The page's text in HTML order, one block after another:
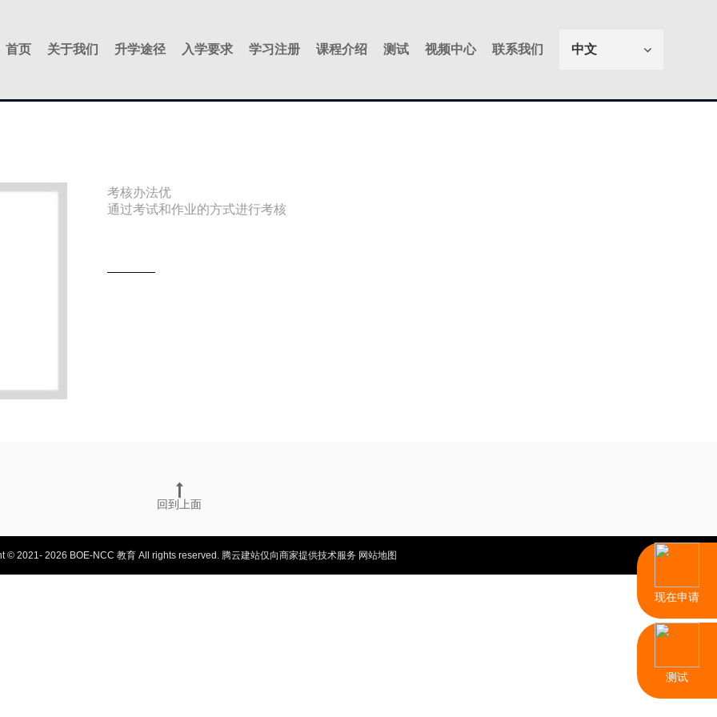
中文
首页 关于我们 升学途径 入学要求 学习注册 课程介绍 测试 视频中心 联系我们
考核办法优
通过考试和作业的方式进行考核
回到上面
© 2021- 2026 BOE-NCC 教育 All rights reserved. 腾云建站仅向商家提供技术服务 网站地图
现在申请
测试